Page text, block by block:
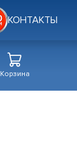
КОНТАКТЫ
Корзина